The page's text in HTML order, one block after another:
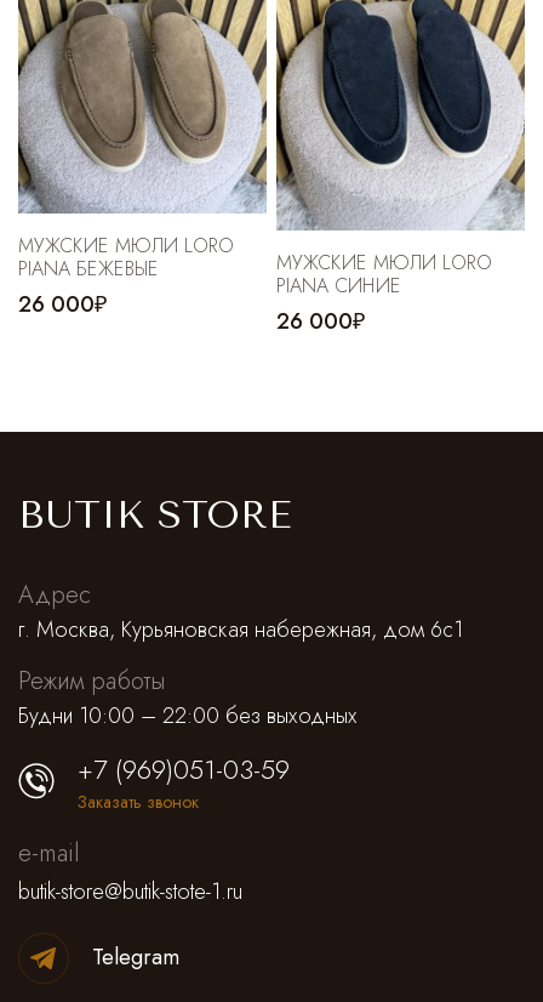
МУЖСКИЕ МЮЛИ LORO
PIANA БЕЖЕВЫЕ
26 000₽
МУЖСКИЕ МЮЛИ LORO
PIANA CИНИЕ
26 000₽
BUTIK STORE
Адрес
г. Москва, Курьяновская набережная, дом 6с1
Режим работы
Будни 10:00 – 22:00 без выходных
+7 (969)051-03-59
Заказать звонок
e-mail
butik-store@butik-stote-1.ru
Telegram